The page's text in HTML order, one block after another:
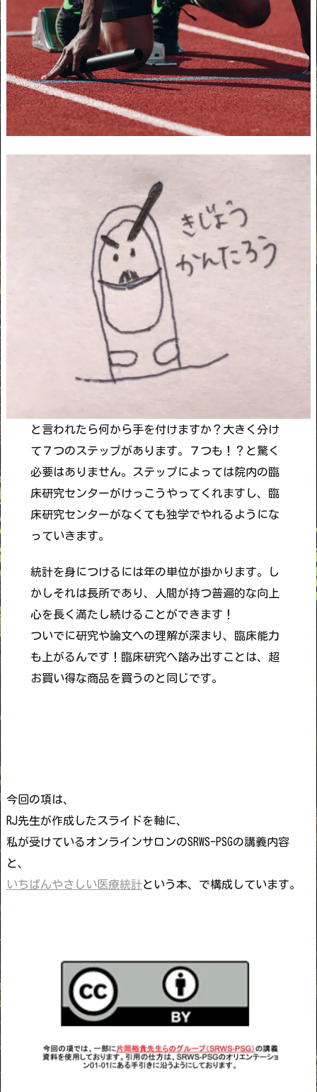
と言われたら何から手を付けますか？大きく分け
て７つのステップがあります。７つも！？と驚く
必要はありません。ステップによっては院内の臨
床研究センターがけっこうやってくれますし、臨
床研究センターがなくても独学でやれるようにな
っていきます。
統計を身につけるには年の単位が掛かります。し
かしそれは長所であり、人間が持つ普遍的な向上
心を長く満たし続けることができます！
ついでに研究や論文への理解が深まり、臨床能力
も上がるんです！臨床研究へ踏み出すことは、超
お買い得な商品を買うのと同じです。
今回の項は、
RJ先生が作成したスライドを軸に、
私が受けているオンラインサロンのSRWS-PSGの講義内容
と、
いちばんやさしい医療統計という本、で構成しています。